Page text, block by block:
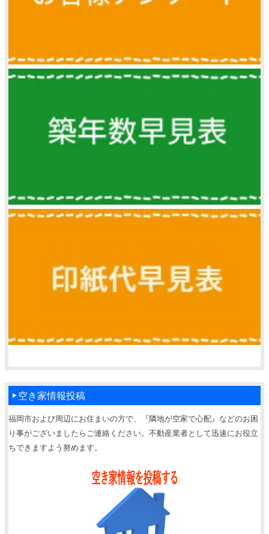
空き家情報投稿
福岡市および周辺にお住まいの方で、『隣地が空家で心配』などのお困
り事がございましたらご連絡ください。不動産業者として迅速にお役立
ちできますよう努めます。